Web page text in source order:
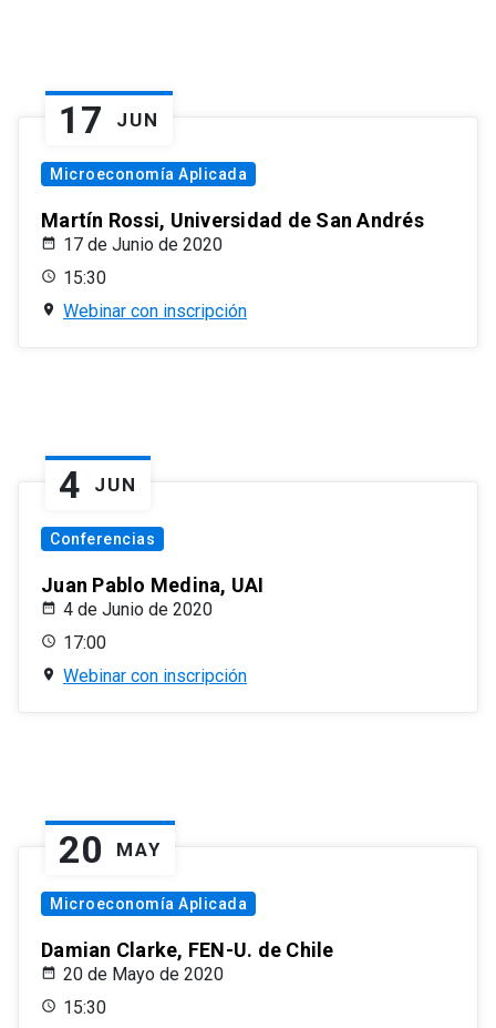
17 JUN
Microeconomía Aplicada
Martín Rossi, Universidad de San Andrés
17 de Junio de 2020
15:30
Webinar con inscripción
4 JUN
Conferencias
Juan Pablo Medina, UAI
4 de Junio de 2020
17:00
Webinar con inscripción
20 MAY
Microeconomía Aplicada
Damian Clarke, FEN-U. de Chile
20 de Mayo de 2020
15:30